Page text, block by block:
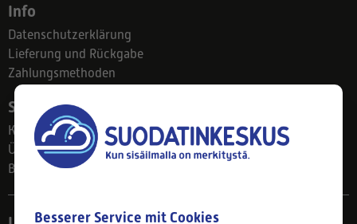
Info
Datenschutzerklärung
Lieferung und Rückgabe
Zahlungsmethoden
Suodatinkeskus
Kontakt
Über uns
Blog
Besserer Service mit Cookies